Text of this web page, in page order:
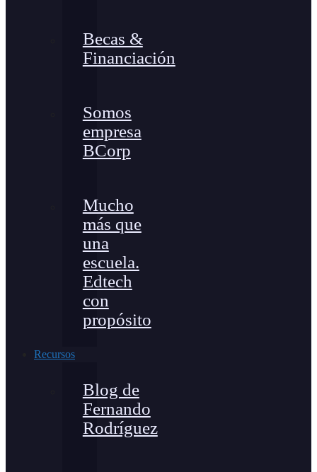
Becas &
Financiación
Somos
empresa
BCorp
Mucho
más que
una
escuela.
Edtech
con
propósito
Recursos
Blog de
Fernando
Rodríguez